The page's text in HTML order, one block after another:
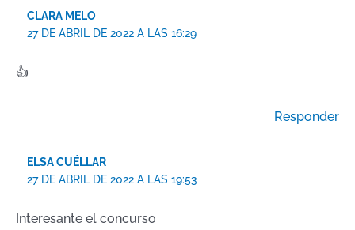
CLARA MELO
27 DE ABRIL DE 2022 A LAS 16:29
👍
Responder
ELSA CUÉLLAR
27 DE ABRIL DE 2022 A LAS 19:53
Interesante el concurso